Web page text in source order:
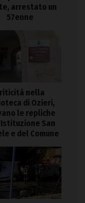
arrestato un
57enne
nella
di Ozieri,
le repliche
San
e del Comune